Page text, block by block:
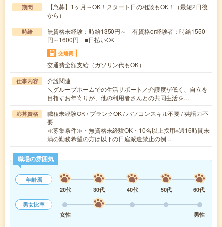
期間
【急募】1ヶ月～OK！スタート日の相談もOK！（最短2日後
から）
時給
無資格未経験：時給1350円～ 有資格or経験者：時給1550
円～1600円 ■日払いOK
交通費
交通費全額支給（ガソリン代もOK）
仕事内容
介護関連
＼グループホームでの生活サポート／介護度が低く、自立を
目指すお年寄りが、他の利用者さんとの共同生活を…
応募資格
職種未経験OK / ブランクOK / パソコンスキル不要 / 英語力不
要
≪募集条件≫・無資格未経験OK・10名以上採用※週16時間未
満の勤務希望の方は以下の日雇派遣禁止の例…
職場の雰囲気
年齢層
20代
30代 40代 50代
60代
男女比率
女性
男性